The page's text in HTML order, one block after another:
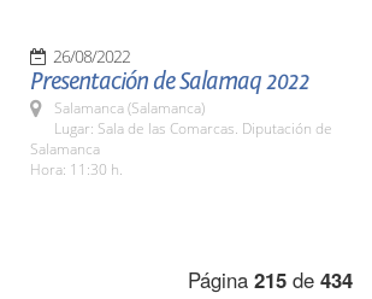
26/08/2022
Presentación de Salamaq 2022
Salamanca (Salamanca)
Lugar: Sala de las Comarcas. Diputación de
Salamanca
Hora: 11:30 h.
Página 215de 434